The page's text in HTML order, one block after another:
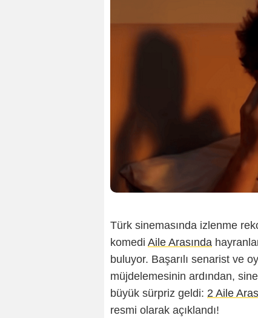
Türk sinemasında izlenme
komedi Aile Arasında
buluyor. Başarılı senarist ve
müjdelemesinin ardından,
büyük sürpriz geldi: 2 Aile
resmi olarak açıklandı!